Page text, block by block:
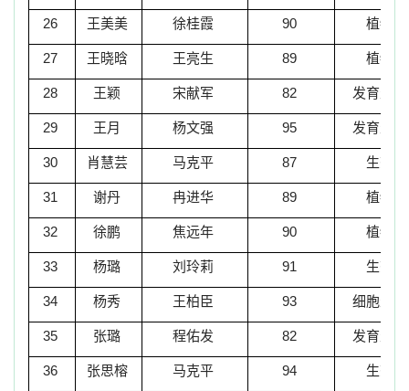
26 王美美 徐桂霞 90 植物学
27 王晓晗 王亮生 89 植物学
28 王颖 宋献军 82 发育生
29 王月 杨文强 95 发育生
30 肖慧芸 马克平 87 生态学
31 谢丹 冉进华 89 植物学
32 徐鹏 焦远年 90 植物学
33 杨璐 刘玲莉 91 生态学
34 杨秀 王柏臣 93 细胞生
35 张璐 程佑发 82 发育生
36 张思榕 马克平 94 生态学